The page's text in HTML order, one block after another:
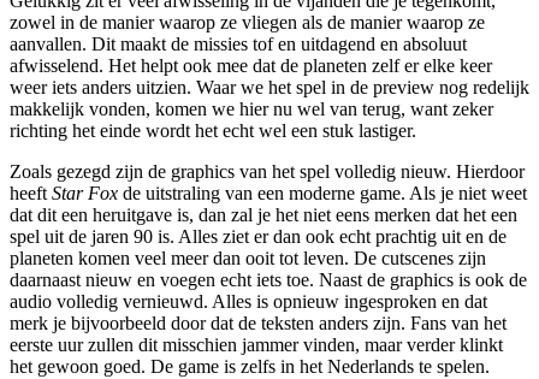
zowel in de manier waarop ze vliegen als de manier waarop ze
aanvallen. Dit maakt de missies tof en uitdagend en absoluut
afwisselend. Het helpt ook mee dat de planeten zelf er elke keer
weer iets anders uitzien. Waar we het spel in de preview nog redelijk
makkelijk vonden, komen we hier nu wel van terug, want zeker
richting het einde wordt het echt wel een stuk lastiger.
Zoals gezegd zijn de graphics van het spel volledig nieuw. Hierdoor
heeft Star Fox de uitstraling van een moderne game. Als je niet weet
dat dit een heruitgave is, dan zal je het niet eens merken dat het een
spel uit de jaren 90 is. Alles ziet er dan ook echt prachtig uit en de
planeten komen veel meer dan ooit tot leven. De cutscenes zijn
daarnaast nieuw en voegen echt iets toe. Naast de graphics is ook de
audio volledig vernieuwd. Alles is opnieuw ingesproken en dat
merk je bijvoorbeeld door dat de teksten anders zijn. Fans van het
eerste uur zullen dit misschien jammer vinden, maar verder klinkt
het gewoon goed. De game is zelfs in het Nederlands te spelen.